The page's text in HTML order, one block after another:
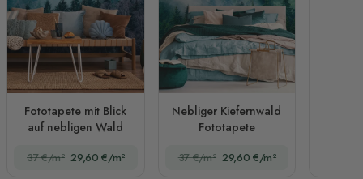
Fototapete mit Blick
auf nebligen Wald
37 €/m² 29,60 €/m²
Nebliger Kiefernwald
Fototapete
37 €/m² 29,60 €/m²